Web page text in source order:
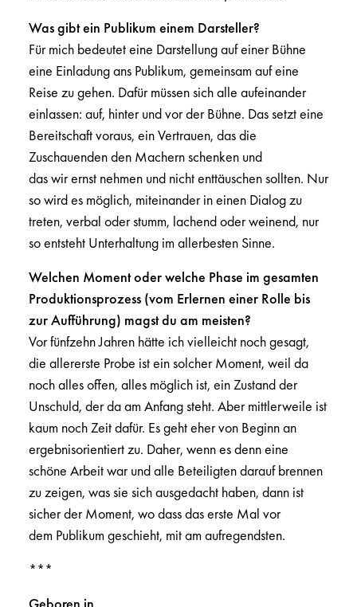
Was gibt ein Publikum einem Darsteller?
Für mich bedeutet eine Darstellung auf einer Bühne
eine Einladung ans Publikum, gemeinsam auf eine
Reise zu gehen. Dafür müssen sich alle aufeinander
einlassen: auf, hinter und vor der Bühne. Das setzt eine
Bereitschaft voraus, ein Vertrauen, das die
Zuschauenden den Machern schenken und
das wir ernst nehmen und nicht enttäuschen sollten. Nur
so wird es möglich, miteinander in einen Dialog zu
treten, verbal oder stumm, lachend oder weinend, nur
so entsteht Unterhaltung im allerbesten Sinne.
Welchen Moment oder welche Phase im gesamten
Produktionsprozess (vom Erlernen einer Rolle bis
zur Aufführung) magst du am meisten?
Vor fünfzehn Jahren hätte ich vielleicht noch gesagt,
die allererste Probe ist ein solcher Moment, weil da
noch alles offen, alles möglich ist, ein Zustand der
Unschuld, der da am Anfang steht. Aber mittlerweile ist
kaum noch Zeit dafür. Es geht eher von Beginn an
ergebnisorientiert zu. Daher, wenn es denn eine
schöne Arbeit war und alle Beteiligten darauf brennen
zu zeigen, was sie sich ausgedacht haben, dann ist
sicher der Moment, wo dass das erste Mal vor
dem Publikum geschieht, mit am aufregendsten.
***